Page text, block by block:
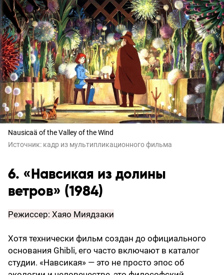
Nausicaä of the Valley of the Wind
Источник: кадр из мультипликационного фильма
6. «Навсикая из долины
ветров» (1984)
Режиссер: Хаяо Миядзаки
Хотя технически фильм создан до официального
основания Ghibli, его часто включают в каталог
студии. «Навсикая» — это не просто эпос об